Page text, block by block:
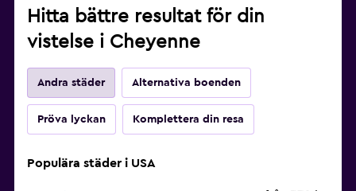
Hitta bättre resultat för din
vistelse i Cheyenne
Andra städer Alternativa boenden
Pröva lyckan Komplettera din resa
Populära städer i USA